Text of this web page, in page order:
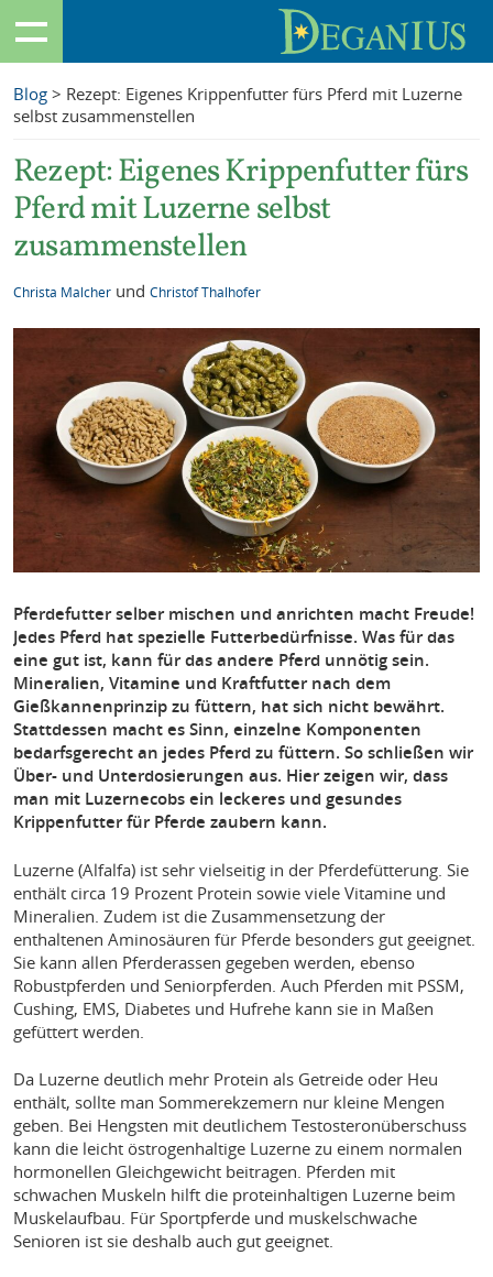
Blog > Rezept: Eigenes Krippenfutter fürs Pferd mit Luzerne
selbst zusammenstellen
Rezept: Eigenes Krippenfutter fürs
Pferd mit Luzerne selbst
zusammenstellen
Christa Malcher undChristof Thalhofer
Pferdefutter selber mischen und anrichten macht Freude!
Jedes Pferd hat spezielle Futterbedürfnisse. Was für das
eine gut ist, kann für das andere Pferd unnötig sein.
Mineralien, Vitamine und Kraftfutter nach dem
Gießkannenprinzip zu füttern, hat sich nicht bewährt.
Stattdessen macht es Sinn, einzelne Komponenten
bedarfsgerecht an jedes Pferd zu füttern. So schließen wir
Über- und Unterdosierungen aus. Hier zeigen wir, dass
man mit Luzernecobs ein leckeres und gesundes
Krippenfutter für Pferde zaubern kann.
Luzerne (Alfalfa) ist sehr vielseitig in der Pferdefütterung. Sie
enthält circa 19 Prozent Protein sowie viele Vitamine und
Mineralien. Zudem ist die Zusammensetzung der
enthaltenen Aminosäuren für Pferde besonders gut geeignet.
Sie kann allen Pferderassen gegeben werden, ebenso
Robustpferden und Seniorpferden. Auch Pferden mit PSSM,
Cushing, EMS, Diabetes und Hufrehe kann sie in Maßen
gefüttert werden.
Da Luzerne deutlich mehr Protein als Getreide oder Heu
enthält, sollte man Sommerekzemern nur kleine Mengen
geben. Bei Hengsten mit deutlichem Testosteronüberschuss
kann die leicht östrogenhaltige Luzerne zu einem normalen
hormonellen Gleichgewicht beitragen. Pferden mit
schwachen Muskeln hilft die proteinhaltigen Luzerne beim
Muskelaufbau. Für Sportpferde und muskelschwache
Senioren ist sie deshalb auch gut geeignet.